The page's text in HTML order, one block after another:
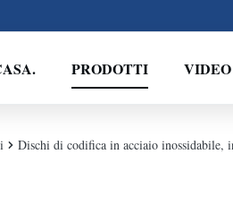
PRODOTTI VIDEO
Dischi di codifica in acciaio inossidabile,